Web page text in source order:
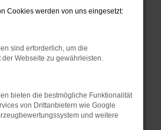
bestimmter Seiten
die Seite in einem
oder in einem privaten
neu.
helfen, vorübergehende
Cookies werden von uns eingesetzt:
sind erforderlich, um die
der Webseite zu gewährleisten.
bieten die bestmögliche Funktionalität
von Drittanbietern wie Google
und weitere